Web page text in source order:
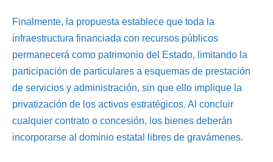
Finalmente, la propuesta establece que toda la
infraestructura financiada con recursos públicos
permanecerá como patrimonio del Estado, limitando la
participación de particulares a esquemas de prestación
de servicios y administración, sin que ello implique la
privatización de los activos estratégicos. Al concluir
cualquier contrato o concesión, los bienes deberán
incorporarse al dominio estatal libres de gravámenes.